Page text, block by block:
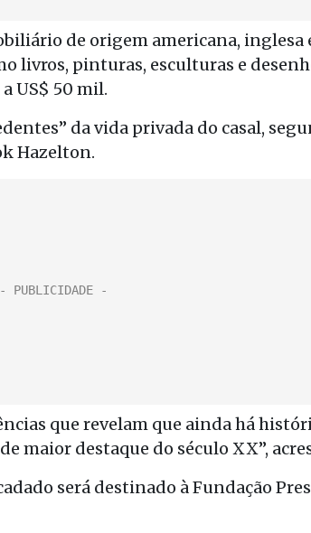
de origem americana, inglesa
livros, pinturas, esculturas e
US$ 50 mil.
da vida privada do casal,
Hazelton.
que revelam que ainda há
maior destaque do século XX”,
será destinado à Fundação